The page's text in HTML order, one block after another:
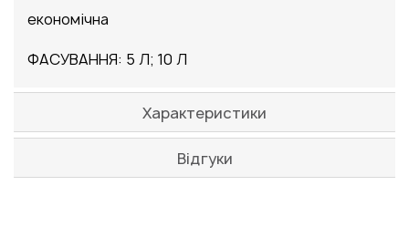
економічна
ФАСУВАННЯ: 5 Л; 10 Л
Характеристики
Відгуки